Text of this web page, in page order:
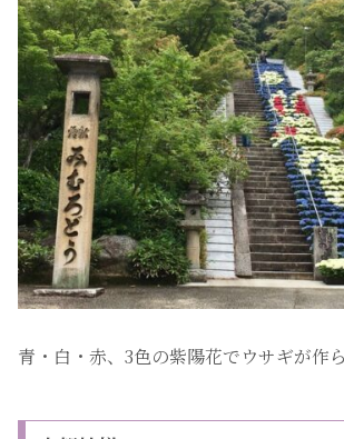
青・白・赤、3色の紫陽花でウサギが作